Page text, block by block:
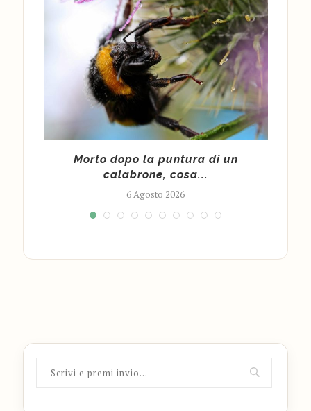
Morto dopo la puntura di un
calabrone, cosa...
6 Agosto 2026